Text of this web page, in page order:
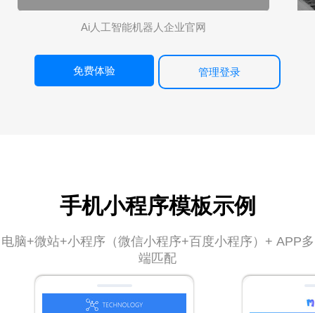
Ai人工智能机器人企业官网
免费体验 管理登录
手机小程序模板示例
电脑+微站+小程序（微信小程序+百度小程序）+ APP多
端匹配